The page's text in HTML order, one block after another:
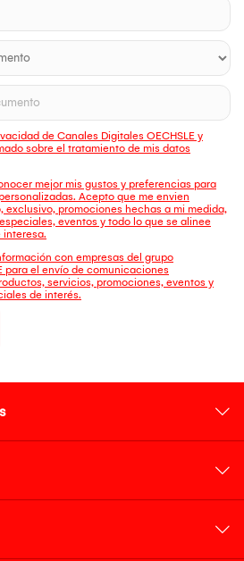
de Canales Digitales OECHSLE y
sobre el tratamiento de mis datos
mejor mis gustos y preferencias para
Acepto que me envien
exclusivo, promociones hechas a mi medida,
eventos y todo lo que se alinee
interesa.
con empresas del grupo
para el envío de comunicaciones
servicios, promociones, eventos y
de interés.